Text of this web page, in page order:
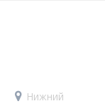
Нижний